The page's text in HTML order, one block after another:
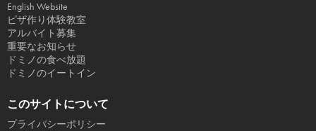
English Website
ピザ作り体験教室
アルバイト募集
重要なお知らせ
ドミノの食べ放題
ドミノのイートイン
このサイトについて
プライバシーポリシー